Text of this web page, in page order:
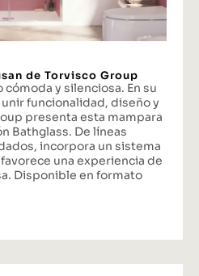
de Torvisco Group
y silenciosa. En su
funcionalidad, diseño y
presenta esta mampara
Bathglass. De líneas
incorpora un sistema
una experiencia de
Disponible en formato